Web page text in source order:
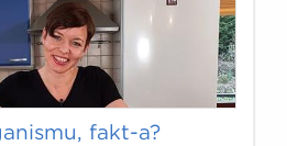
fakt-a?